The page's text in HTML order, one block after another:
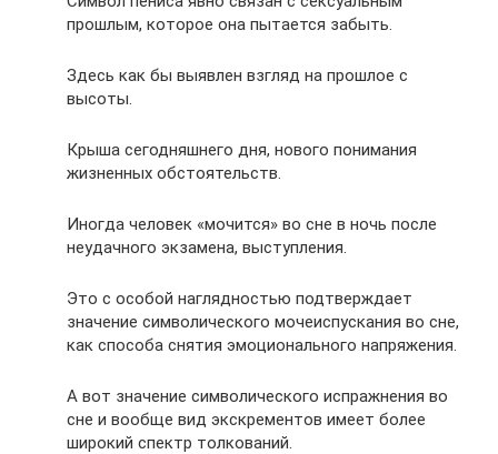
прошлым, которое она пытается забыть.
Здесь как бы выявлен взгляд на прошлое с
высоты.
Крыша сегодняшнего дня, нового понимания
жизненных обстоятельств.
Иногда человек «мочится» во сне в ночь после
неудачного экзамена, выступления.
Это с особой наглядностью подтверждает
значение символического мочеиспускания во сне,
как способа снятия эмоционального напряжения.
А вот значение символического испражнения во
сне и вообще вид экскрементов имеет более
широкий спектр толкований.